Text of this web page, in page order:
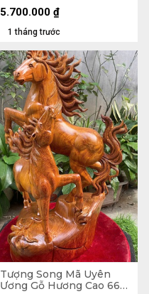
1 tháng trước
5.700.000 ₫
Tượng Song Mã Uyên
Ương Gỗ Hương Cao 66